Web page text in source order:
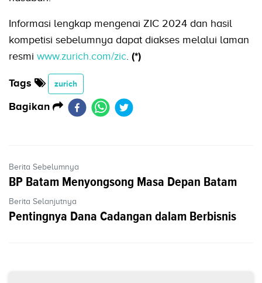
Informasi lengkap mengenai ZIC 2024 dan hasil
kompetisi sebelumnya dapat diakses melalui laman
resmi www.zurich.com/zic. (*)
Tags zurich
Bagikan
Berita Sebelumnya
BP Batam Menyongsong Masa Depan Batam
Berita Selanjutnya
Pentingnya Dana Cadangan dalam Berbisnis